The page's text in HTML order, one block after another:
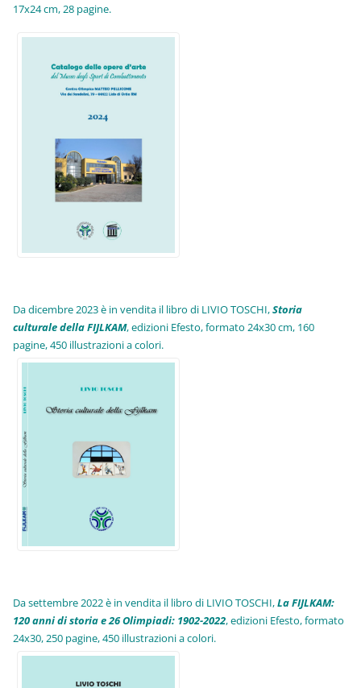
17x24 cm, 28 pagine.
Da dicembre 2023 è in vendita il libro di LIVIO TOSCHI,Storia
culturale della FIJLKAM, edizioni Efesto, formato 24x30 cm, 160
pagine, 450 illustrazioni a colori.
Da settembre 2022 è in vendita il libro di LIVIO TOSCHI,La FIJLKAM:
120 anni di storia e 26 Olimpiadi: 1902-2022, edizioni Efesto, formato
24x30, 250 pagine, 450 illustrazioni a colori.